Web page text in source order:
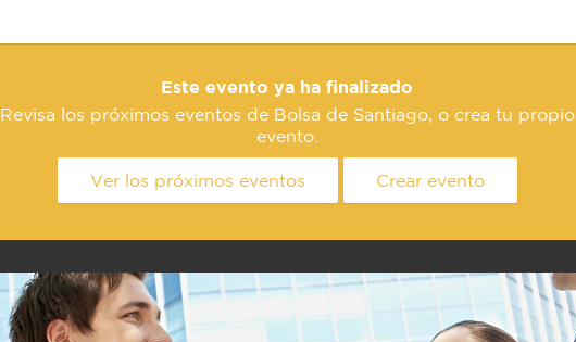
Este evento ya ha finalizado
Revisa los próximos eventos de Bolsa de Santiago, o crea tu propio
evento.
Ver los próximos eventos Crear evento